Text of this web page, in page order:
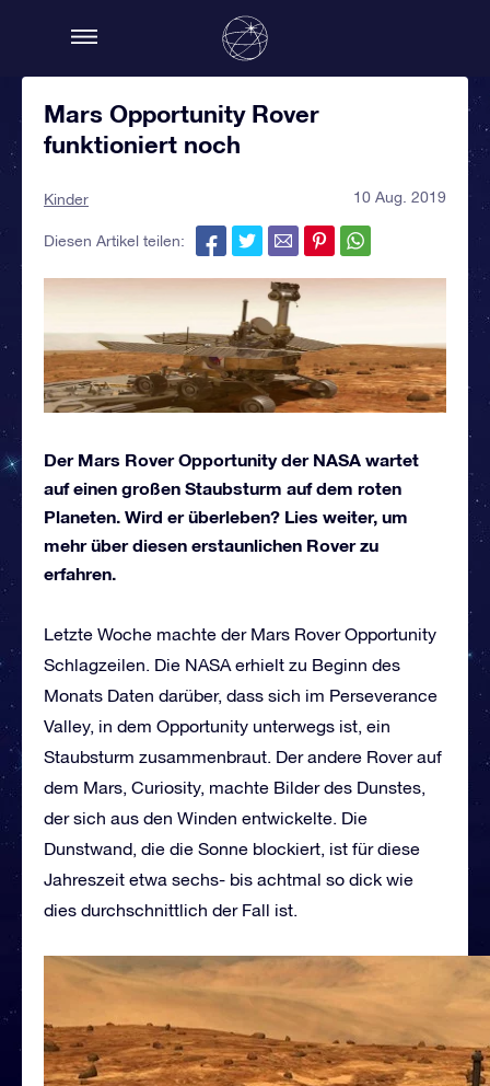
Mars Opportunity Rover
funktioniert noch
Kinder 10 Aug. 2019
Diesen Artikel teilen:
Der Mars Rover Opportunity der NASA wartet
auf einen großen Staubsturm auf dem roten
Planeten. Wird er überleben? Lies weiter, um
mehr über diesen erstaunlichen Rover zu
erfahren.
Letzte Woche machte der Mars Rover Opportunity
Schlagzeilen. Die NASA erhielt zu Beginn des
Monats Daten darüber, dass sich im Perseverance
Valley, in dem Opportunity unterwegs ist, ein
Staubsturm zusammenbraut. Der andere Rover auf
dem Mars, Curiosity, machte Bilder des Dunstes,
der sich aus den Winden entwickelte. Die
Dunstwand, die die Sonne blockiert, ist für diese
Jahreszeit etwa sechs- bis achtmal so dick wie
dies durchschnittlich der Fall ist.